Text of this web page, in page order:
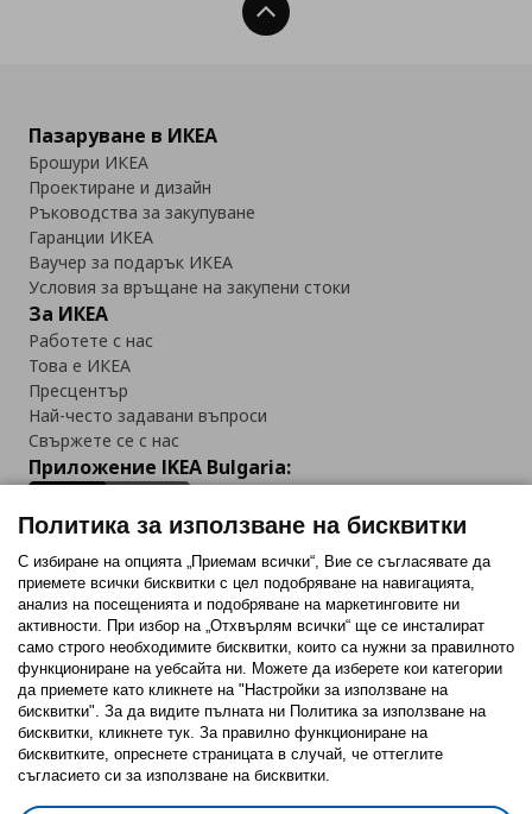
Нагоре
Пазаруване в ИКЕА
Брошури ИКЕА
Проектиране и дизайн
Ръководства за закупуване
Гаранции ИКЕА
Ваучер за подарък ИКЕА
Условия за връщане на закупени стоки
За ИКЕА
Работете с нас
Това е ИКЕА
Пресцентър
Най-често задавани въпроси
Свържете се с нас
Приложение IKEA Bulgaria:
Последвайте ни:
FacebookTwitterYoutubePinterestInstagram
Политика за използване на бисквитки (Cookies)
Избор на настройки за използване на бисквитки
Политика за използване на бисквитки
С избиране на опцията „Приемам всички“, Вие се съгласявате да
приемете всички бисквитки с цел подобряване на навигацията,
анализ на посещенията и подобряване на маркетинговите ни
активности. При избор на „Отхвърлям всички“ ще се инсталират
само строго необходимитe бисквитки, които са нужни за правилното
функциониране на уебсайта ни. Можете да изберете кои категории
да приемете като кликнете на "Настройки за използване на
бисквитки". За да видите пълната ни Политика за използване на
бисквитки, кликнете тук. За правилно функциониране на
бисквитките, опреснете страницата в случай, че оттеглите
съгласието си за използване на бисквитки.